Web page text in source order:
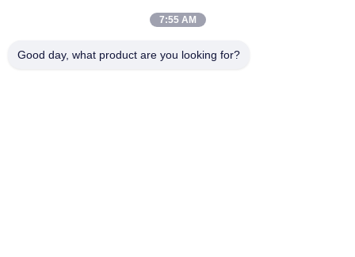
보내
7:55 AM
Good day, what product are you looking for?